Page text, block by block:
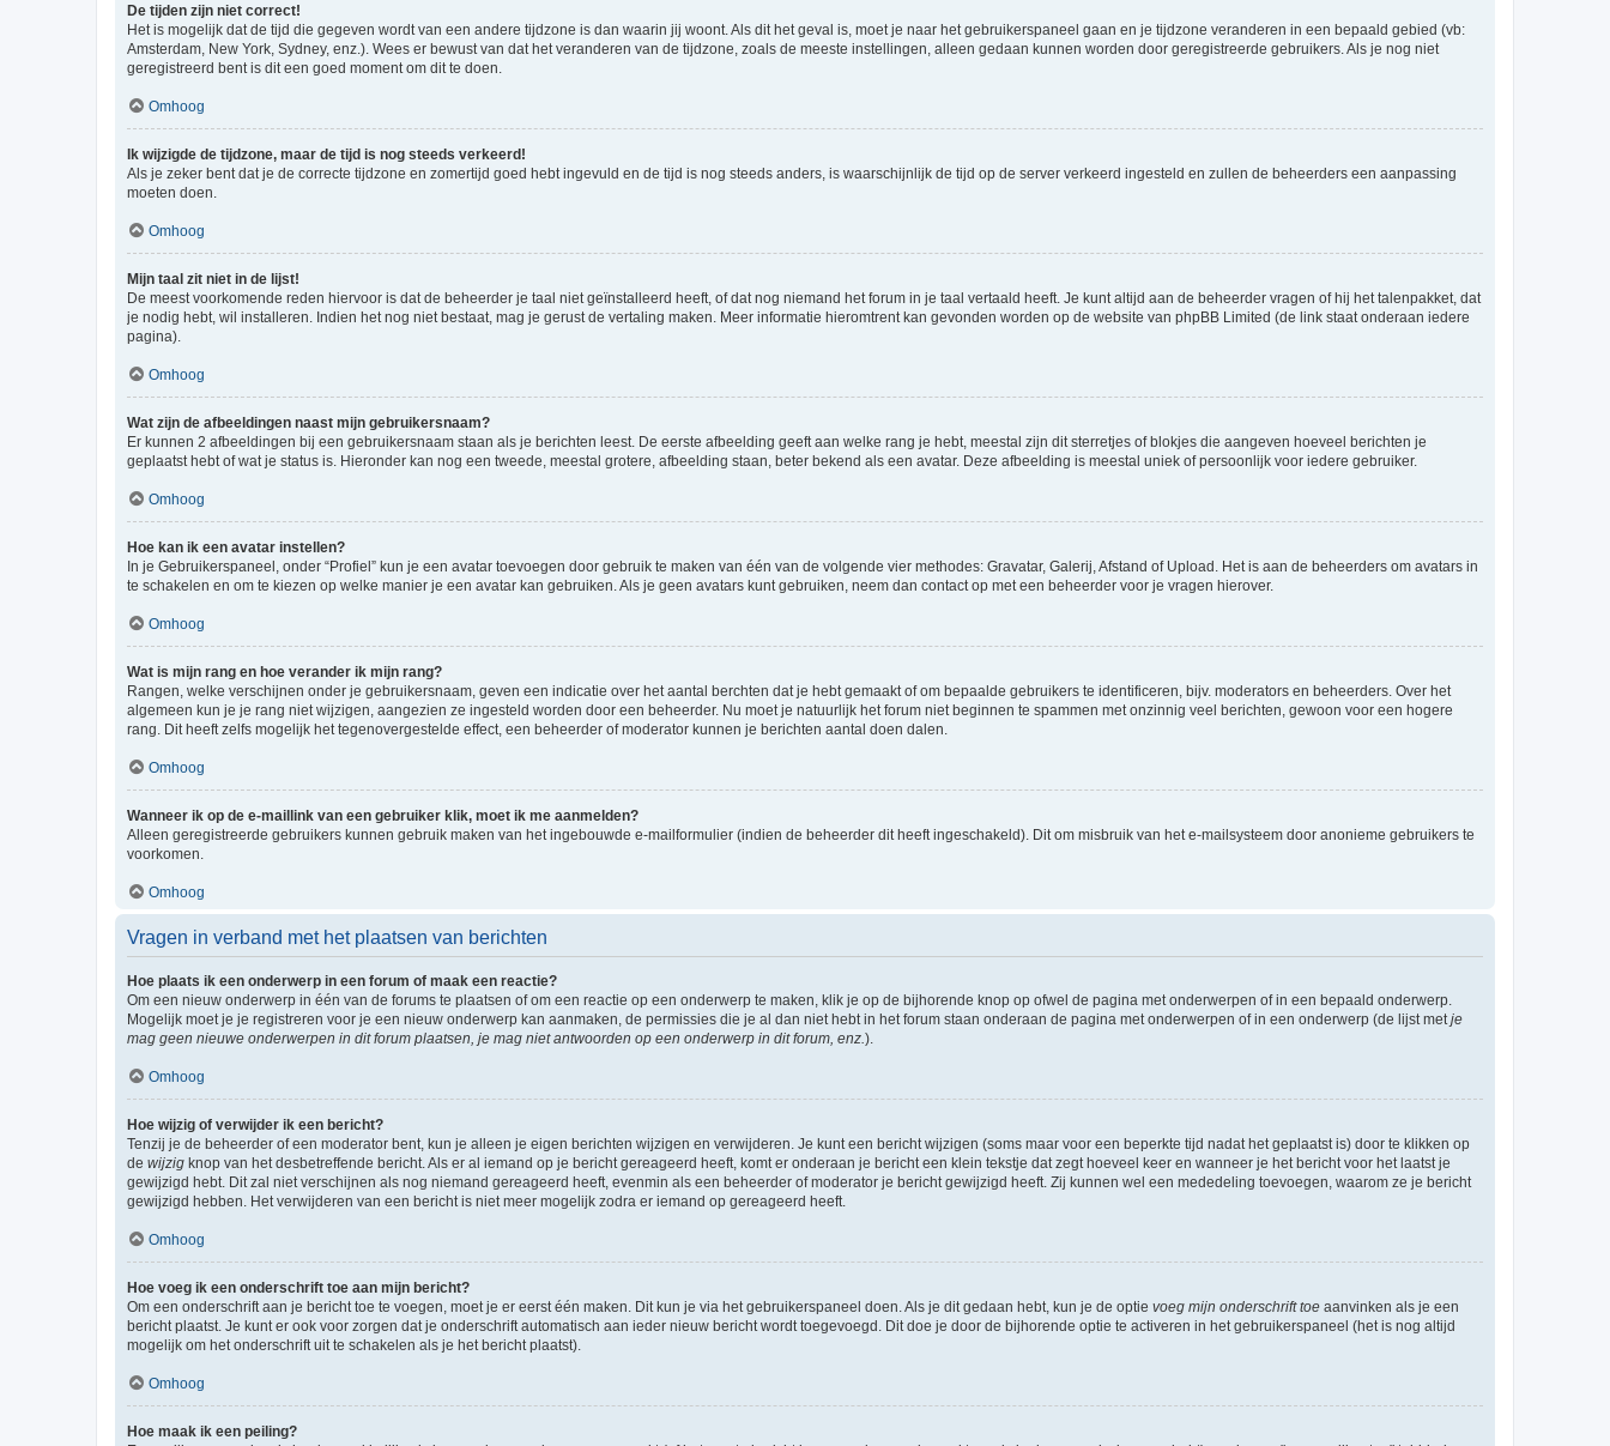
De tijden zijn niet correct!
Het is mogelijk dat de tijd die gegeven wordt van een andere tijdzone is dan waarin jij woont. Als dit het geval is, moet je naar het gebruikerspaneel gaan en je tijdzone veranderen in een bepaald gebied (vb:
Amsterdam, New York, Sydney, enz.). Wees er bewust van dat het veranderen van de tijdzone, zoals de meeste instellingen, alleen gedaan kunnen worden door geregistreerde gebruikers. Als je nog niet
geregistreerd bent is dit een goed moment om dit te doen.
Omhoog
Ik wijzigde de tijdzone, maar de tijd is nog steeds verkeerd!
Als je zeker bent dat je de correcte tijdzone en zomertijd goed hebt ingevuld en de tijd is nog steeds anders, is waarschijnlijk de tijd op de server verkeerd ingesteld en zullen de beheerders een aanpassing
moeten doen.
Omhoog
Mijn taal zit niet in de lijst!
De meest voorkomende reden hiervoor is dat de beheerder je taal niet geïnstalleerd heeft, of dat nog niemand het forum in je taal vertaald heeft. Je kunt altijd aan de beheerder vragen of hij het talenpakket, dat
je nodig hebt, wil installeren. Indien het nog niet bestaat, mag je gerust de vertaling maken. Meer informatie hieromtrent kan gevonden worden op de website van phpBB Limited (de link staat onderaan iedere
pagina).
Omhoog
Wat zijn de afbeeldingen naast mijn gebruikersnaam?
Er kunnen 2 afbeeldingen bij een gebruikersnaam staan als je berichten leest. De eerste afbeelding geeft aan welke rang je hebt, meestal zijn dit sterretjes of blokjes die aangeven hoeveel berichten je
geplaatst hebt of wat je status is. Hieronder kan nog een tweede, meestal grotere, afbeelding staan, beter bekend als een avatar. Deze afbeelding is meestal uniek of persoonlijk voor iedere gebruiker.
Omhoog
Hoe kan ik een avatar instellen?
In je Gebruikerspaneel, onder “Profiel” kun je een avatar toevoegen door gebruik te maken van één van de volgende vier methodes: Gravatar, Galerij, Afstand of Upload. Het is aan de beheerders om avatars in
te schakelen en om te kiezen op welke manier je een avatar kan gebruiken. Als je geen avatars kunt gebruiken, neem dan contact op met een beheerder voor je vragen hierover.
Omhoog
Wat is mijn rang en hoe verander ik mijn rang?
Rangen, welke verschijnen onder je gebruikersnaam, geven een indicatie over het aantal berchten dat je hebt gemaakt of om bepaalde gebruikers te identificeren, bijv. moderators en beheerders. Over het
algemeen kun je je rang niet wijzigen, aangezien ze ingesteld worden door een beheerder. Nu moet je natuurlijk het forum niet beginnen te spammen met onzinnig veel berichten, gewoon voor een hogere
rang. Dit heeft zelfs mogelijk het tegenovergestelde effect, een beheerder of moderator kunnen je berichten aantal doen dalen.
Omhoog
Wanneer ik op de e-maillink van een gebruiker klik, moet ik me aanmelden?
Alleen geregistreerde gebruikers kunnen gebruik maken van het ingebouwde e-mailformulier (indien de beheerder dit heeft ingeschakeld). Dit om misbruik van het e-mailsysteem door anonieme gebruikers te
voorkomen.
Omhoog
Vragen in verband met het plaatsen van berichten
Hoe plaats ik een onderwerp in een forum of maak een reactie?
Om een nieuw onderwerp in één van de forums te plaatsen of om een reactie op een onderwerp te maken, klik je op de bijhorende knop op ofwel de pagina met onderwerpen of in een bepaald onderwerp.
Mogelijk moet je je registreren voor je een nieuw onderwerp kan aanmaken, de permissies die je al dan niet hebt in het forum staan onderaan de pagina met onderwerpen of in een onderwerp (de lijst met je
mag geen nieuwe onderwerpen in dit forum plaatsen, je mag niet antwoorden op een onderwerp in dit forum, enz. ).
Omhoog
Hoe wijzig of verwijder ik een bericht?
Tenzij je de beheerder of een moderator bent, kun je alleen je eigen berichten wijzigen en verwijderen. Je kunt een bericht wijzigen (soms maar voor een beperkte tijd nadat het geplaatst is) door te klikken op
de wijzig knop van het desbetreffende bericht. Als er al iemand op je bericht gereageerd heeft, komt er onderaan je bericht een klein tekstje dat zegt hoeveel keer en wanneer je het bericht voor het laatst je
gewijzigd hebt. Dit zal niet verschijnen als nog niemand gereageerd heeft, evenmin als een beheerder of moderator je bericht gewijzigd heeft. Zij kunnen wel een mededeling toevoegen, waarom ze je bericht
gewijzigd hebben. Het verwijderen van een bericht is niet meer mogelijk zodra er iemand op gereageerd heeft.
Omhoog
Hoe voeg ik een onderschrift toe aan mijn bericht?
Om een onderschrift aan je bericht toe te voegen, moet je er eerst één maken. Dit kun je via het gebruikerspaneel doen. Als je dit gedaan hebt, kun je de optie voeg mijn onderschrift toe aanvinken als je een
bericht plaatst. Je kunt er ook voor zorgen dat je onderschrift automatisch aan ieder nieuw bericht wordt toegevoegd. Dit doe je door de bijhorende optie te activeren in het gebruikerspaneel (het is nog altijd
mogelijk om het onderschrift uit te schakelen als je het bericht plaatst).
Omhoog
Hoe maak ik een peiling?